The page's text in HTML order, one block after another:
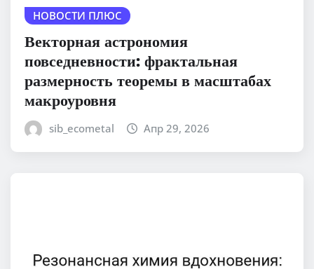
НОВОСТИ ПЛЮС
Векторная астрономия
повседневности: фрактальная
размерность теоремы в масштабах
макроуровня
sib_ecometal Апр 29, 2026